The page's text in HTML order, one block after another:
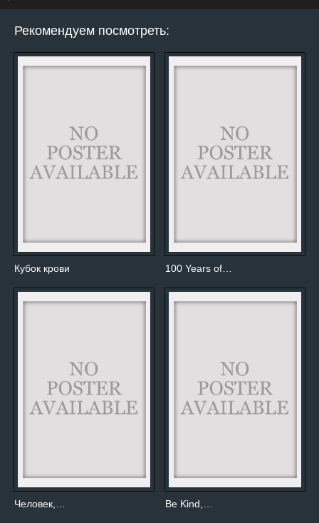
Рекомендуем посмотреть:
Кубок крови 100 Years of…
Человек,… Be Kind,…